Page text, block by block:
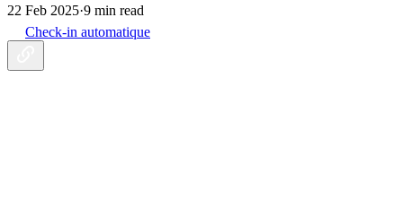
22 Feb 2025·9 min read
Check-in automatique